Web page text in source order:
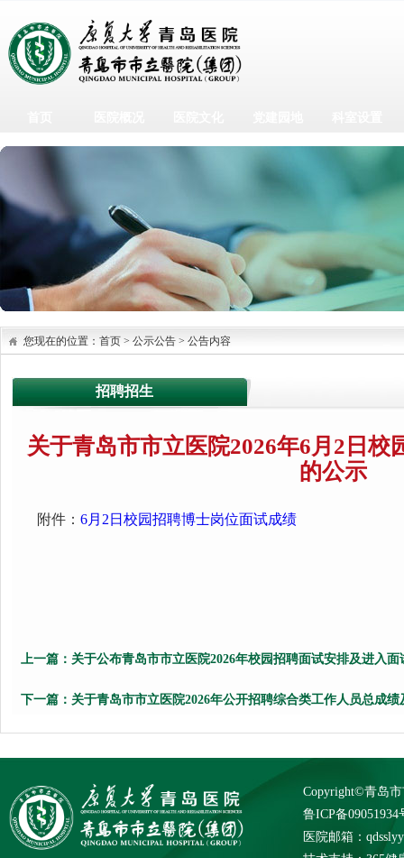
您现在的位置： 首页 > 公示公告 > 公告内容
招聘招生
关于青岛市市立医院2026年6月2日校
的公示
附件： 6月2日校园招聘博士岗位面试成绩
上一篇： 关于公布青岛市市立医院2026年校园招聘面试安排及进入
下一篇： 关于青岛市市立医院2026年公开招聘综合类工作人员总成
Copyright©青岛
鲁ICP备09051934
医院邮箱：